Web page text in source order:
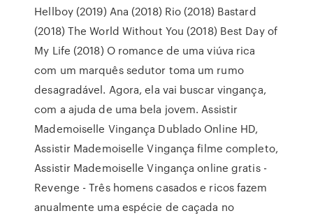
Hellboy (2019) Ana (2018) Rio (2018) Bastard
(2018) The World Without You (2018) Best Day of
My Life (2018) O romance de uma viúva rica
com um marquês sedutor toma um rumo
desagradável. Agora, ela vai buscar vingança,
com a ajuda de uma bela jovem. Assistir
Mademoiselle Vingança Dublado Online HD,
Assistir Mademoiselle Vingança filme completo,
Assistir Mademoiselle Vingança online gratis -
Revenge - Três homens casados e ricos fazem
anualmente uma espécie de caçada no